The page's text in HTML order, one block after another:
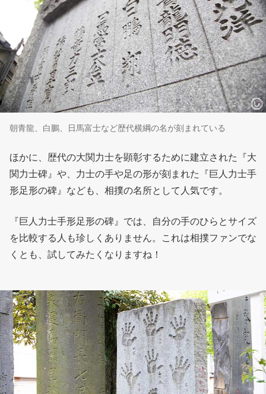
朝青龍、白鵬、日馬富士など歴代横綱の名が刻まれている
ほかに、歴代の大関力士を顕彰するために建立された『大
関力士碑』や、力士の手や足の形が刻まれた『巨人力士手
形足形の碑』なども、相撲の名所として人気です。
『巨人力士手形足形の碑』では、自分の手のひらとサイズ
を比較する人も珍しくありません。これは相撲ファンでな
くとも、試してみたくなりますね！